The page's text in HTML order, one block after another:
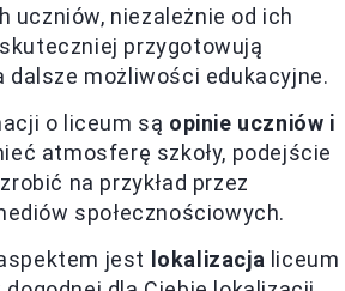
uczniów, niezależnie od ich
przygotowują
dalsze możliwości edukacyjne.
o liceum są opinie uczniów i
atmosferę szkoły, podejście
na przykład przez
społecznościowych.
jest lokalizacja liceum